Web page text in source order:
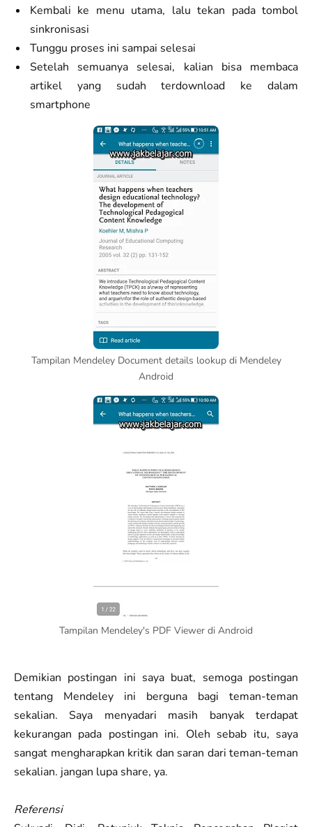
Kembali ke menu utama, lalu tekan pada tombol
sinkronisasi
Tunggu proses ini sampai selesai
Setelah semuanya selesai, kalian bisa membaca
artikel yang sudah terdownload ke dalam
smartphone
Tampilan Mendeley Document details lookup di Mendeley
Android
Tampilan Mendeley's PDF Viewer di Android
Demikian postingan ini saya buat, semoga postingan
tentang Mendeley ini berguna bagi teman-teman
sekalian. Saya menyadari masih banyak terdapat
kekurangan pada postingan ini. Oleh sebab itu, saya
sangat mengharapkan kritik dan saran dari teman-teman
sekalian. jangan lupa share, ya.
Referensi